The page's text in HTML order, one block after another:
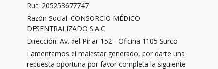
Ruc: 205253677747
Razón Social: CONSORCIO MÉDICO
DESENTRALIZADO S.A.C
Dirección: Av. del Pinar 152 - Oficina 1105 Surco
Lamentamos el malestar generado, por darte una
repuesta oportuna por favor completa la siguiente